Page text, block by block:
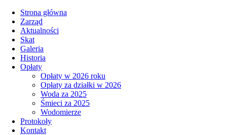
Strona główna
Zarząd
Aktualności
Skat
Galeria
Historia
Opłaty
Opłaty w 2026 roku
Opłaty za działki w 2026
Woda za 2025
Śmieci za 2025
Wodomierze
Protokoły
Kontakt